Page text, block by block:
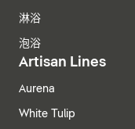
淋浴
泡浴
Artisan Lines
Aurena
White Tulip